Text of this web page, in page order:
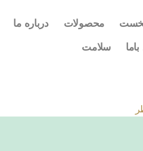
محصولات درباره ما
باما سلامت